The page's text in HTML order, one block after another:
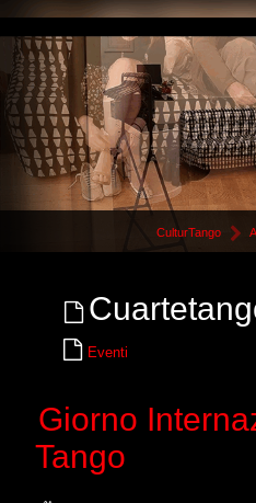
CulturTango
Eventi
Giorno
Tango